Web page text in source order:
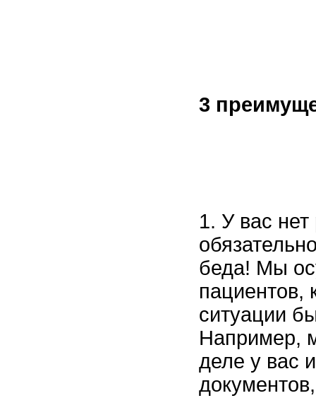
3
1. У вас нет
беда! Мы
пациентов,
ситуации
Например,
деле у вас